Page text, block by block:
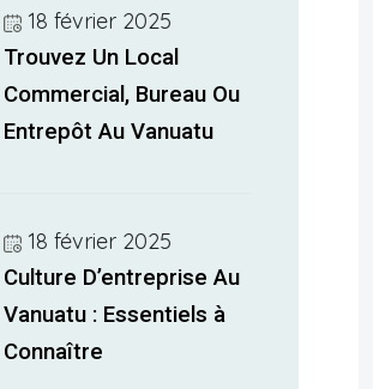
18 février 2025
Trouvez Un Local
Commercial, Bureau Ou
Entrepôt Au Vanuatu
18 février 2025
Culture D’entreprise Au
Vanuatu : Essentiels à
Connaître